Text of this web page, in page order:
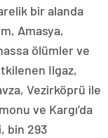
bir alanda
Amasya,
ölümler ve
Ilgaz,
Vezirköprü ile
ve Kargı’da
bin 293